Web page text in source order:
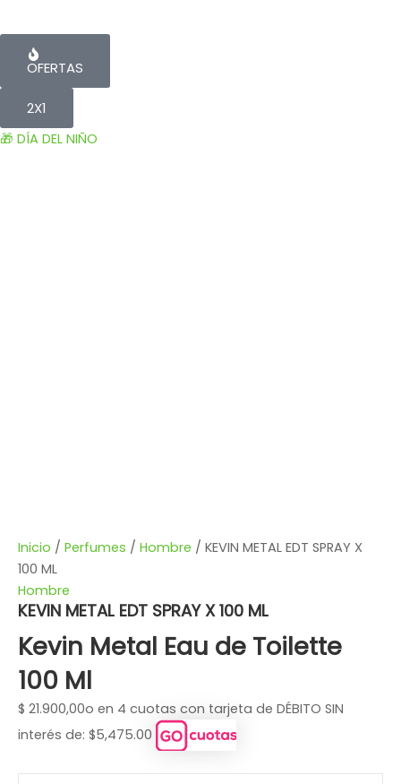
OFERTAS
2X1
🎁 DÍA DEL NIÑO
Inicio / Perfumes / Hombre / KEVIN METAL EDT SPRAY X
100 ML
Hombre
KEVIN METAL EDT SPRAY X 100 ML
Kevin Metal Eau de Toilette
100 Ml
$ 21.900,00o en 4 cuotas con tarjeta de DÉBITO SIN
interés de: $5,475.00